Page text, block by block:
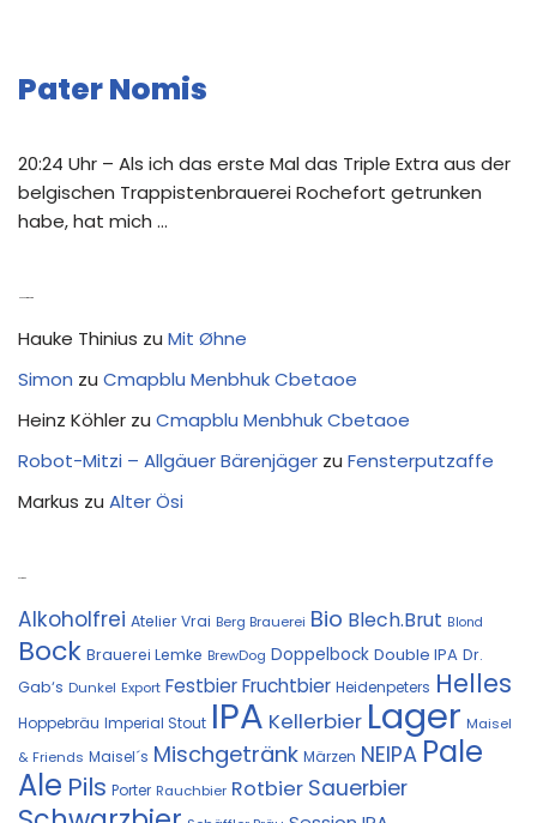
Pater Nomis
20:24 Uhr – Als ich das erste Mal das Triple Extra aus der
belgischen Trappistenbrauerei Rochefort getrunken
habe, hat mich …
Hauke Thinius zu Mit Øhne
Simon zu Cmapblu Menbhuk Cbetaoe
Heinz Köhler zu Cmapblu Menbhuk Cbetaoe
Robot-Mitzi – Allgäuer Bärenjäger zu Fensterputzaffe
Markus zu Alter Ösi
Alkoholfrei Atelier Vrai Berg Brauerei Bio Blech.Brut Blond
Bock Brauerei Lemke BrewDog Doppelbock Double IPA Dr.
Gab‘s Dunkel Export FestbierFruchtbier Heidenpeters Helles
Hoppebräu Imperial Stout IPA Kellerbier Lager Maisel
& Friends Maisel´s Mischgetränk Märzen NEIPA Pale
Ale Pils Porter Rauchbier Rotbier Sauerbier